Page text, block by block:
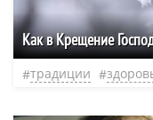
Как в Крещение
традиции